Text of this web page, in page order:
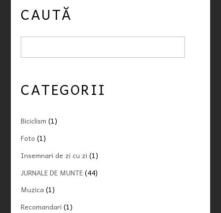
CAUTĂ
CATEGORII
Biciclism (1)
Foto (1)
Insemnari de zi cu zi (1)
JURNALE DE MUNTE(44)
Muzica(1)
Recomandari (1)